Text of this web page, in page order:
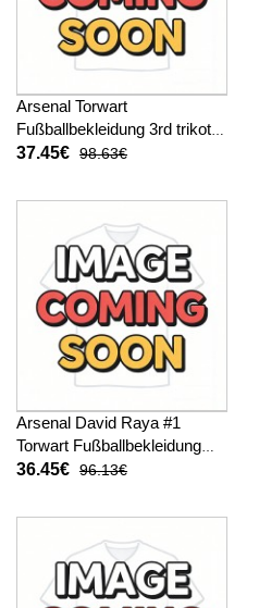
Arsenal Torwart
Fußballbekleidung 3rd trikot
Kinder 2025-26 Langarm (+
37.45€ 98.63€
Arsenal David Raya #1
Torwart Fußballbekleidung
Auswärtstrikot Kinder 2025-
36.45€ 96.13€